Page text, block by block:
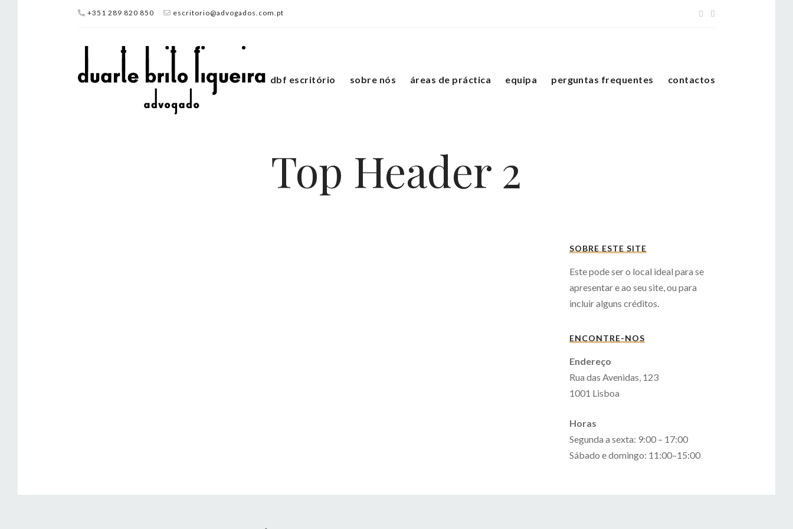
+351 289 820 850 escritorio@advogados.com.pt
dbf escritório sobre nós áreas de práctica equipa perguntas frequentes contactos
Top Header 2
SOBRE ESTE SITE
Este pode ser o local ideal para se
apresentar e ao seu site, ou para
incluir alguns créditos.
ENCONTRE-NOS
Endereço
Rua das Avenidas, 123
1001 Lisboa
Horas
Segunda a sexta: 9:00 – 17:00
Sábado e domingo: 11:00–15:00